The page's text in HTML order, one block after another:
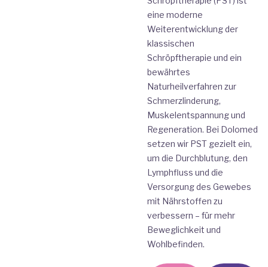
eine moderne
Weiterentwicklung der
klassischen
Schröpftherapie und ein
bewährtes
Naturheilverfahren zur
Schmerzlinderung,
Muskelentspannung und
Regeneration. Bei Dolomed
setzen wir PST gezielt ein,
um die Durchblutung, den
Lymphfluss und die
Versorgung des Gewebes
mit Nährstoffen zu
verbessern – für mehr
Beweglichkeit und
Wohlbefinden.